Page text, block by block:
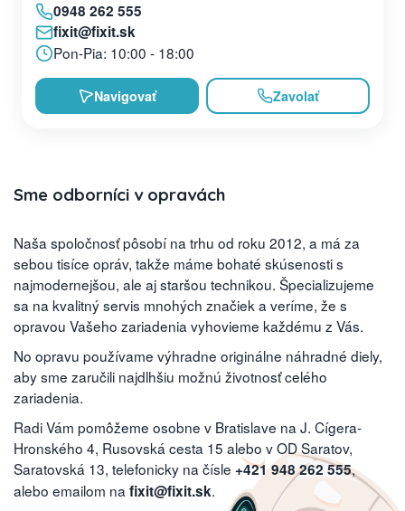
0948 262 555
fixit@fixit.sk
Pon-Pia: 10:00 - 18:00
Navigovať Zavolať
Sme odborníci v opravách
Naša spoločnosť pôsobí na trhu od roku 2012, a má za
sebou tisíce opráv, takže máme bohaté skúsenosti s
najmodernejšou, ale aj staršou technikou. Špecializujeme
sa na kvalitný servis mnohých značiek a veríme, že s
opravou Vašeho zariadenia vyhovieme každému z Vás.
No opravu používame výhradne originálne náhradné diely,
aby sme zaručili najdlhšiu možnú životnosť celého
zariadenia.
Radi Vám pomôžeme osobne v Bratislave na J. Cígera-
Hronského 4, Rusovská cesta 15 alebo v OD Saratov,
Saratovská 13, telefonicky na čísle +421 948 262 555,
alebo emailom na fixit@fixit.sk.